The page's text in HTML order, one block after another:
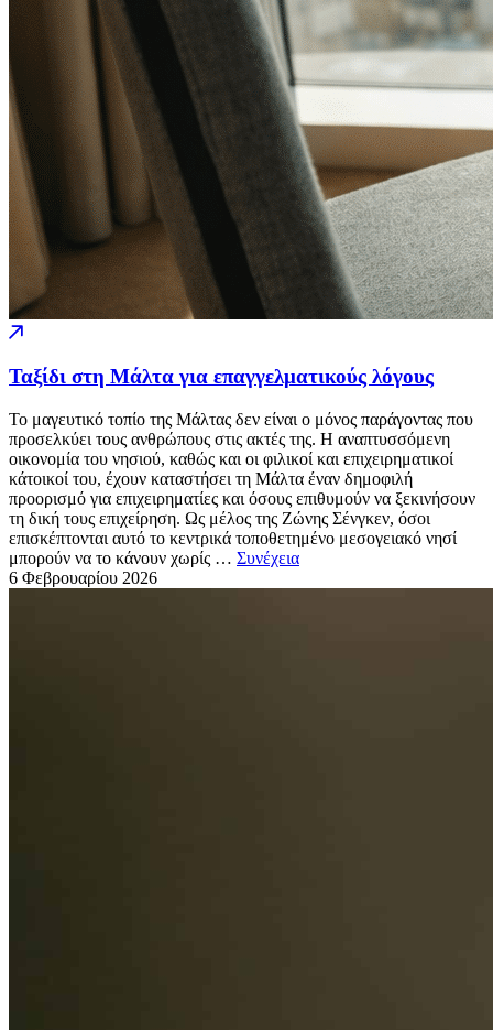
Ταξίδι στη Μάλτα για επαγγελματικούς λόγους
Το μαγευτικό τοπίο της Μάλτας δεν είναι ο μόνος παράγοντας που
προσελκύει τους ανθρώπους στις ακτές της. Η αναπτυσσόμενη
οικονομία του νησιού, καθώς και οι φιλικοί και επιχειρηματικοί
κάτοικοί του, έχουν καταστήσει τη Μάλτα έναν δημοφιλή
προορισμό για επιχειρηματίες και όσους επιθυμούν να ξεκινήσουν
τη δική τους επιχείρηση. Ως μέλος της Ζώνης Σένγκεν, όσοι
επισκέπτονται αυτό το κεντρικά τοποθετημένο μεσογειακό νησί
μπορούν να το κάνουν χωρίς … Συνέχεια
6 Φεβρουαρίου 2026